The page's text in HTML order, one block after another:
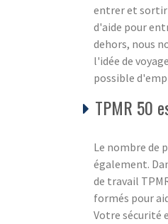
entrer et sortir
d'aide pour
dehors, nous
l'idée de
possible
TPMR 50
Le nombre de
également.
de travail
formés pour
Votre sécurité